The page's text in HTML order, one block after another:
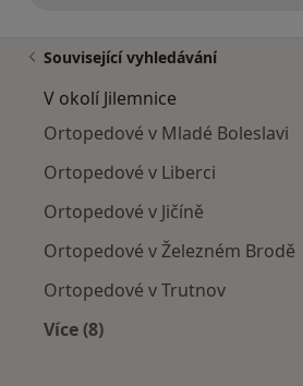
Související vyhledávání
V okolí Jilemnice
Ortopedové v Mladé Boleslavi
Ortopedové v Liberci
Ortopedové v Jičíně
Ortopedové v Železném Brodě
Ortopedové v Trutnov
Více (8)